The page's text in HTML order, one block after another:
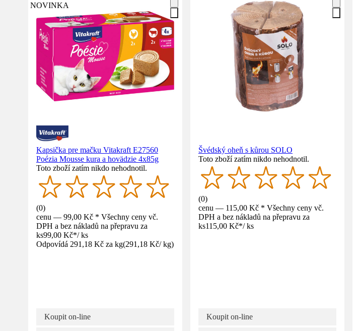
NOVINKA
Kapsička pre mačku Vitakraft E27560
Poézia Mousse kura a hovädzie 4x85g
Toto zboží zatím nikdo nehodnotil.
(0)
cenu — 99,00 Kč * Všechny ceny vč.
DPH a bez nákladů na přepravu za
ks99,00 Kč*/ ks
Odpovídá 291,18 Kč za kg(291,18 Kč/ kg)
Koupit on-line
Švédský oheň s kůrou SOLO
Toto zboží zatím nikdo nehodnotil.
(0)
cenu — 115,00 Kč * Všechny ceny vč.
DPH a bez nákladů na přepravu za
ks115,00 Kč*/ ks
Koupit on-line